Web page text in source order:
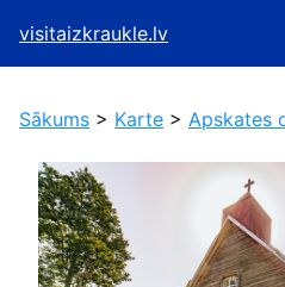
visitaizkraukle.lv
Sākums > Karte > Apskates